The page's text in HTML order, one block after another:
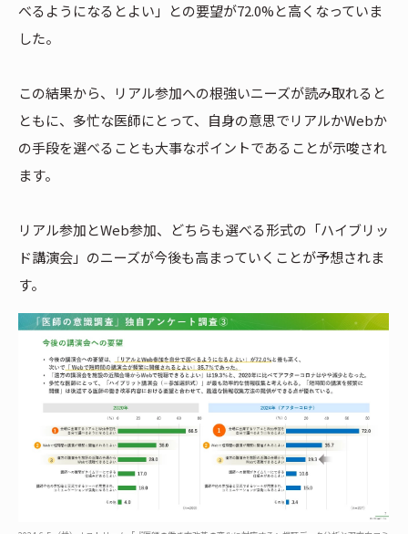
べるようになるとよい」との要望が72.0%と高くなっていま
した。
この結果から、リアル参加への根強いニーズが読み取れると
ともに、多忙な医師にとって、自身の意思でリアルかWebか
の手段を選べることも大事なポイントであることが示唆され
ます。
リアル参加とWeb参加、どちらも選べる形式の「ハイブリッ
ド講演会」のニーズが今後も高まっていくことが予想されま
す。